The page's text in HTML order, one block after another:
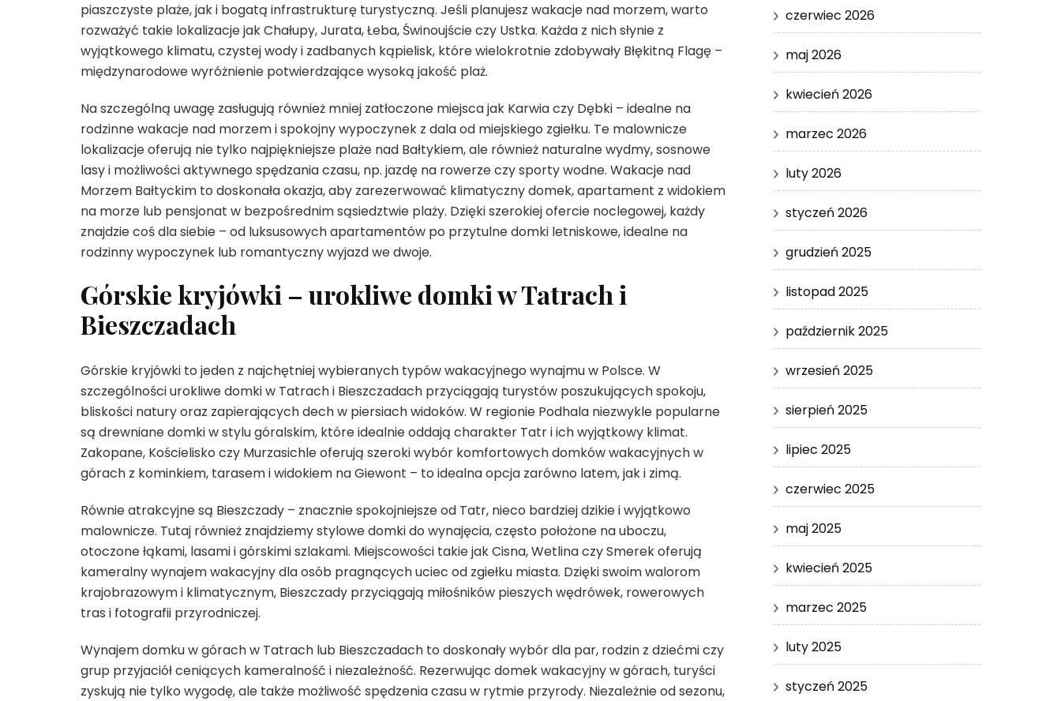
piaszczyste plaże, jak i bogatą infrastrukturę turystyczną. Jeśli planujesz wakacje nad morzem, warto
rozważyć takie lokalizacje jak Chałupy, Jurata, Łeba, Świnoujście czy Ustka. Każda z nich słynie z
wyjątkowego klimatu, czystej wody i zadbanych kąpielisk, które wielokrotnie zdobywały Błękitną Flagę –
międzynarodowe wyróżnienie potwierdzające wysoką jakość plaż.
Na szczególną uwagę zasługują również mniej zatłoczone miejsca jak Karwia czy Dębki – idealne na
rodzinne wakacje nad morzem i spokojny wypoczynek z dala od miejskiego zgiełku. Te malownicze
lokalizacje oferują nie tylko najpiękniejsze plaże nad Bałtykiem, ale również naturalne wydmy, sosnowe
lasy i możliwości aktywnego spędzania czasu, np. jazdę na rowerze czy sporty wodne. Wakacje nad
Morzem Bałtyckim to doskonała okazja, aby zarezerwować klimatyczny domek, apartament z widokiem
na morze lub pensjonat w bezpośrednim sąsiedztwie plaży. Dzięki szerokiej ofercie noclegowej, każdy
znajdzie coś dla siebie – od luksusowych apartamentów po przytulne domki letniskowe, idealne na
rodzinny wypoczynek lub romantyczny wyjazd we dwoje.
Górskie kryjówki – urokliwe domki w Tatrach i
Bieszczadach
Górskie kryjówki to jeden z najchętniej wybieranych typów wakacyjnego wynajmu w Polsce. W
szczególności urokliwe domki w Tatrach i Bieszczadach przyciągają turystów poszukujących spokoju,
bliskości natury oraz zapierających dech w piersiach widoków. W regionie Podhala niezwykle popularne
są drewniane domki w stylu góralskim, które idealnie oddają charakter Tatr i ich wyjątkowy klimat.
Zakopane, Kościelisko czy Murzasichle oferują szeroki wybór komfortowych domków wakacyjnych w
górach z kominkiem, tarasem i widokiem na Giewont – to idealna opcja zarówno latem, jak i zimą.
Równie atrakcyjne są Bieszczady – znacznie spokojniejsze od Tatr, nieco bardziej dzikie i wyjątkowo
malownicze. Tutaj również znajdziemy stylowe domki do wynajęcia, często położone na uboczu,
otoczone łąkami, lasami i górskimi szlakami. Miejscowości takie jak Cisna, Wetlina czy Smerek oferują
kameralny wynajem wakacyjny dla osób pragnących uciec od zgiełku miasta. Dzięki swoim walorom
krajobrazowym i klimatycznym, Bieszczady przyciągają miłośników pieszych wędrówek, rowerowych
tras i fotografii przyrodniczej.
Wynajem domku w górach w Tatrach lub Bieszczadach to doskonały wybór dla par, rodzin z dziećmi czy
grup przyjaciół ceniących kameralność i niezależność. Rezerwując domek wakacyjny w górach, turyści
zyskują nie tylko wygodę, ale także możliwość spędzenia czasu w rytmie przyrody. Niezależnie od sezonu,
czerwiec 2026
maj 2026
kwiecień 2026
marzec 2026
luty 2026
styczeń 2026
grudzień 2025
listopad 2025
październik 2025
wrzesień 2025
sierpień 2025
lipiec 2025
czerwiec 2025
maj 2025
kwiecień 2025
marzec 2025
luty 2025
styczeń 2025